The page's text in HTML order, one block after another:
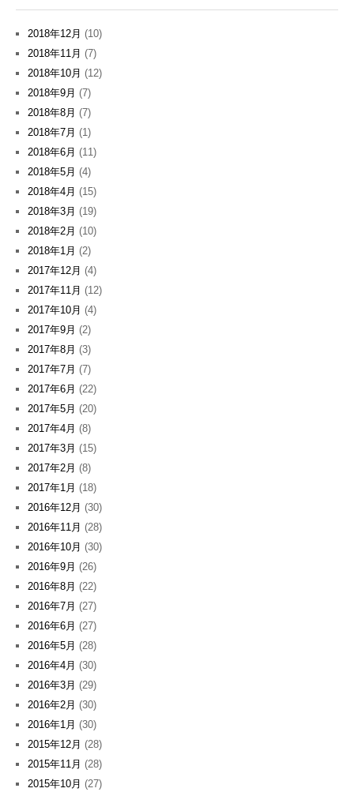
2018年12月 (10)
2018年11月 (7)
2018年10月 (12)
2018年9月 (7)
2018年8月 (7)
2018年7月 (1)
2018年6月 (11)
2018年5月 (4)
2018年4月 (15)
2018年3月 (19)
2018年2月 (10)
2018年1月 (2)
2017年12月 (4)
2017年11月 (12)
2017年10月 (4)
2017年9月 (2)
2017年8月 (3)
2017年7月 (7)
2017年6月 (22)
2017年5月 (20)
2017年4月 (8)
2017年3月 (15)
2017年2月 (8)
2017年1月 (18)
2016年12月 (30)
2016年11月 (28)
2016年10月 (30)
2016年9月 (26)
2016年8月 (22)
2016年7月 (27)
2016年6月 (27)
2016年5月 (28)
2016年4月 (30)
2016年3月 (29)
2016年2月 (30)
2016年1月 (30)
2015年12月 (28)
2015年11月 (28)
2015年10月 (27)